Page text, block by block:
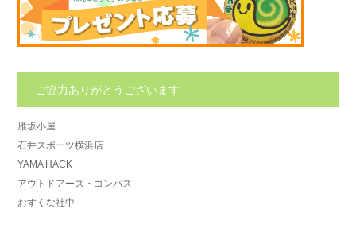
ご協力ありがとうございます
雁坂小屋
石井スポーツ横浜店
YAMA HACK
アウトドアーズ・コンパス
おすくな社中